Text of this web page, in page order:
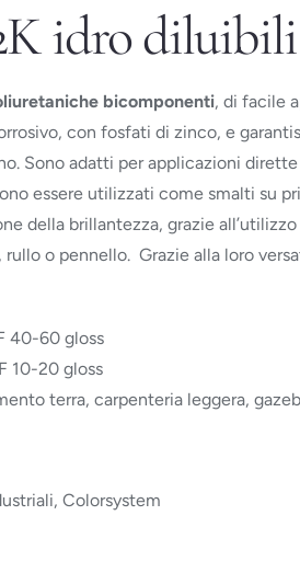
idro diluibili
bicomponenti, di facile
con fosfati di zinco, e
Sono adatti per applicazioni
essere utilizzati come smalti su
della brillantezza, grazie
o pennello. Grazie alla loro
40-60 gloss
10-20 gloss
terra, carpenteria leggera,
Colorsystem